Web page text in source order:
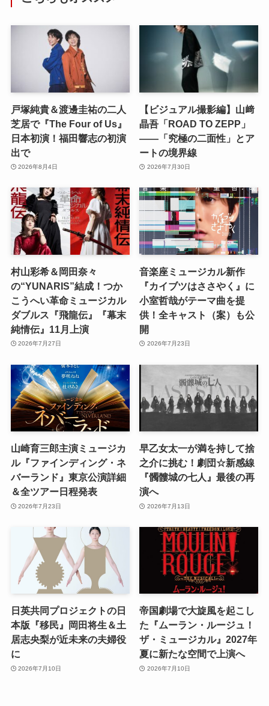
戸塚純貴＆渡邊圭祐の二人
芝居で『The Four of Us』
日本初演！福田響志の初演
出で
2026年8月4日
【ビジュアル撮影編】山﨑
晶吾「ROAD TO ZEPP」
――「究極の二面性」とア
ートの境界線
2026年7月30日
村山彩希＆岡田奈々
の“YUNARIS”結成！つか
こうへい革命ミュージカル
ダブルス『飛龍伝』『幕末
純情伝』11月上演
2026年7月27日
音楽座ミュージカル新作
『カイブツはささやく』に
小室哲哉がテーマ曲を提
供！全キャスト（案）も公
開
2026年7月23日
山崎育三郎主演ミュージカ
ル『ファインディング・ネ
バーランド』東京公演詳細
＆全ツアー日程発表
2026年7月23日
早乙女太一が満を持して捨
之介に挑む！劇団☆新感線
『髑髏城の七人』最後の再
演へ
2026年7月13日
日英共同プロジェクトの日
本版『移民』岡田将生＆土
居志央梨が近未来の夫婦役
に
2026年7月10日
帝国劇場で大旋風を起こし
た『ムーラン・ルージュ！
ザ・ミュージカル』2027年
夏に新たな空間で上演へ
2026年7月10日